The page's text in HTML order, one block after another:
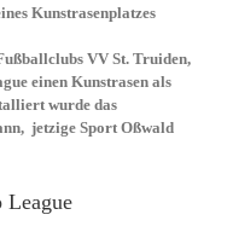
Kunstrasenplatzes
VV St. Truiden,
einen Kunstrasen als
wurde das
jetzige Sport Oßwald
League